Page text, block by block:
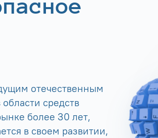
отечественным
средств
более 30 лет,
в своем развитии,